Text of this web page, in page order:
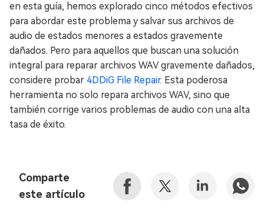
en esta guía, hemos explorado cinco métodos efectivos
para abordar este problema y salvar sus archivos de
audio de estados menores a estados gravemente
dañados. Pero para aquellos que buscan una solución
integral para reparar archivos WAV gravemente dañados,
considere probar 4DDiG File Repair. Esta poderosa
herramienta no solo repara archivos WAV, sino que
también corrige varios problemas de audio con una alta
tasa de éxito.
Comparte
este artículo